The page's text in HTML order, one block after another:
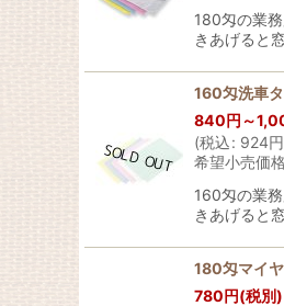
180匁の業
きあげると
160匁洗車
840円 ～
(税込: 924円
希望小売価格
160匁の業
きあげると
180匁マイ
780円(税別)